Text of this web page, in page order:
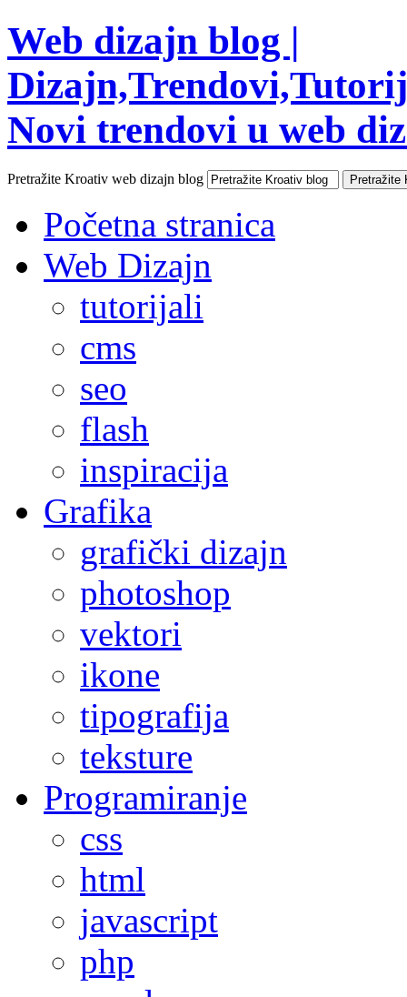
Web dizajn blog |
Novi trendovi u web
Pretražite Kroativ web dizajn blog
Početna stranica
Web Dizajn
tutorijali
cms
seo
flash
inspiracija
Grafika
grafički dizajn
photoshop
vektori
ikone
tipografija
teksture
Programiranje
css
html
javascript
php